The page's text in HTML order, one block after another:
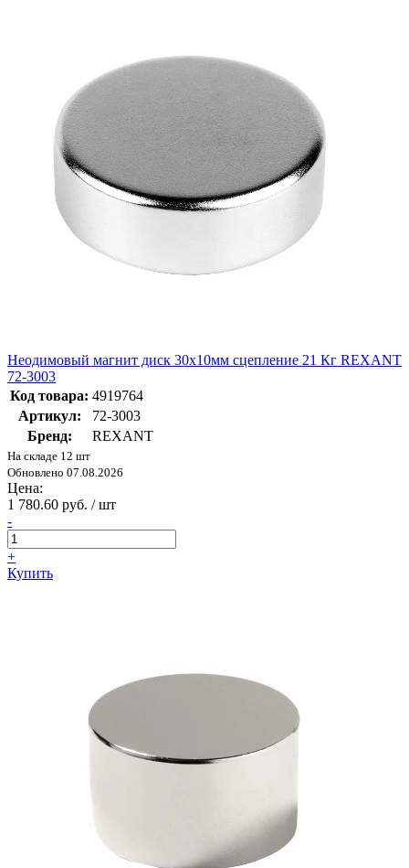
Неодимовый магнит диск 30х10мм сцепление 21 Кг REXANT
72-3003
Код товара: 4919764
Артикул:
72-3003
Бренд:
REXANT
На складе 12 шт
Обновлено 07.08.2026
Цена:
1 780.60 руб. / шт
-
+
Купить